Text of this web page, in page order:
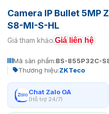
Camera IP Bullet 5MP
S8-MI-S-HL
Giá tham khảo:Giá liên hệ
Mã sản phẩm:BS-855P32C-
Thương hiệu:ZKTeco
Chat Zalo OA
(Hỗ trợ 24/7)